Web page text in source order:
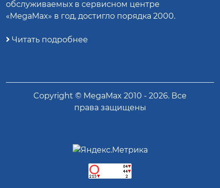
обслуживаемых в сервисном центре
«MegaMax» в год, достигло порядка 2000.
Читать подробнее
Copyright © MegaMax 2010 - 2026. Все
права защищены